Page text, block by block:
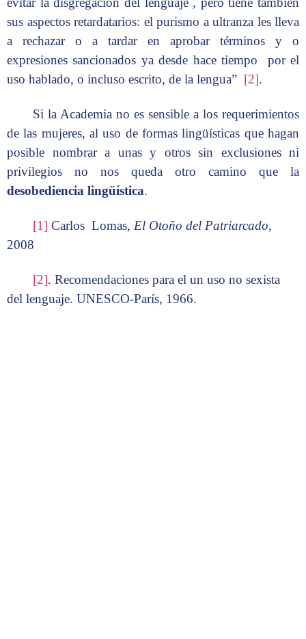
sus aspectos retardatarios: el purismo a ultranza les lleva
a rechazar o a tardar en aprobar términos y o
expresiones sancionados ya desde hace tiempo por el
uso hablado, o incluso escrito, de la lengua” [2].
Si la Academia no es sensible a los requerimientos
de las mujeres, al uso de formas lingüísticas que hagan
posible nombrar a unas y otros sin exclusiones ni
privilegios no nos queda otro camino que la
desobediencia lingüística.
[1] Carlos Lomas, El Otoño del Patriarcado,
2008
[2]. Recomendaciones para el un uso no sexista
del lenguaje. UNESCO-París, 1966.